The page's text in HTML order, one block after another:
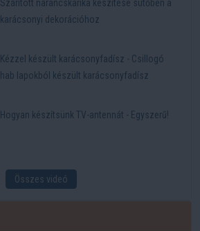
Szárított narancskarika készítése sütőben a
karácsonyi dekorációhoz
Kézzel készült karácsonyfadísz - Csillogó
hab lapokból készült karácsonyfadísz
Hogyan készítsünk TV-antennát - Egyszerű!
Összes videó